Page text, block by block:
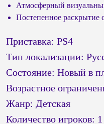
Атмосферный
Постепенное раскрытие
Приставка: PS4
Тип локализации:
Состояние: Новый в
Возрастное
Жанр: Детская
Количество игроков: 1